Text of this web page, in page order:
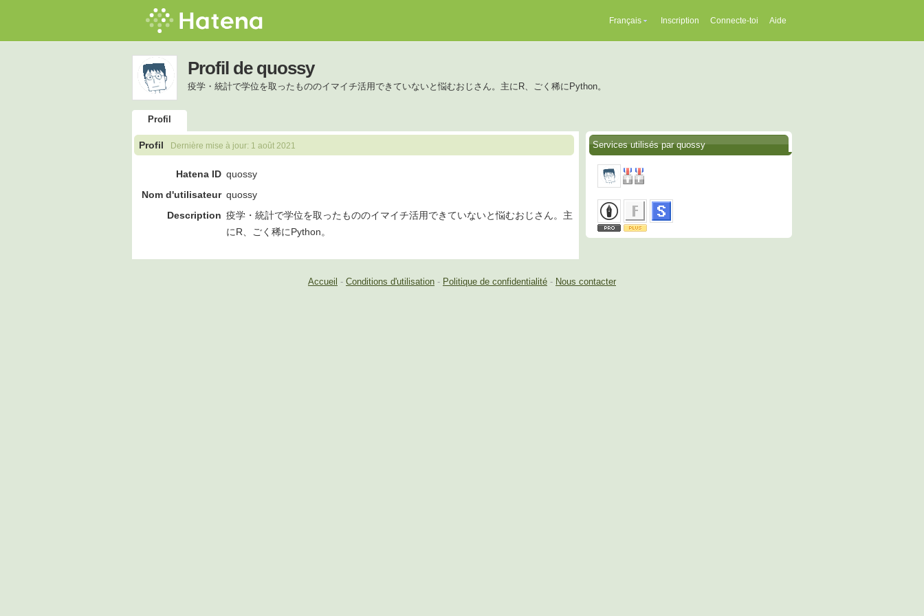
Français Inscription Connecte-toi Aide
Profil de quossy
疫学・統計で学位を取ったもののイマイチ活用できていないと悩むおじさん。主にR、ごく稀にPython。
Profil
Profil Dernière mise à jour: 1 août 2021
Hatena ID quossy
Nom d'utilisateur quossy
Description 疫学・統計で学位を取ったもののイマイチ活用できていないと悩むおじさん。主
にR、ごく稀にPython。
Services utilisés par quossy
Accueil - Conditions d'utilisation - Politique de confidentialité - Nous contacter